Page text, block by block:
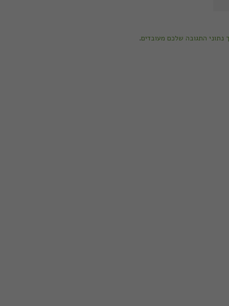
נתוני התגובה שלכם מעובדים.